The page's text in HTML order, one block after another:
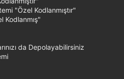
"Özel Kodlanmıştır"
Kodlanmış"
da Depolayabilirsiniz